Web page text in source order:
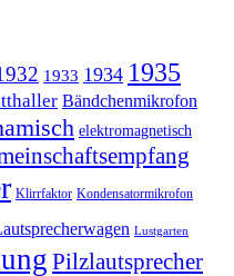
1933 1934 1935
Bändchenmikrofon
elektromagnetisch
Klirrfaktor Kondensatormikrofon
Lustgarten
Pilzlautsprecher